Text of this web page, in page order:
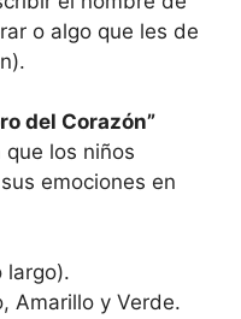
o algo que les de
del Corazón”
los niños
emociones en
largo).
Amarillo y Verde.